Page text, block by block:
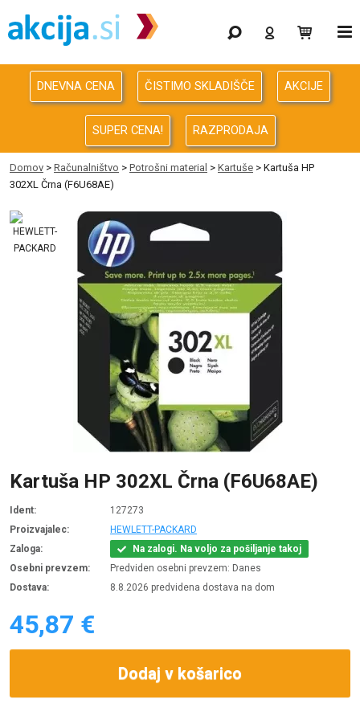
Gaming
Odprodaja
Računalništvo
Računalništvo za podjetja
Avdio Video Foto
Energija
Oprema za pisarno in dom
DNEVNA CENA ČISTIMO SKLADIŠČE AKCIJE
SUPER CENA! RAZPRODAJA
Domov > Računalništvo > Potrošni material > Kartuše > Kartuša HP
302XL Črna (F6U68AE)
Kartuša HP 302XL Črna (F6U68AE)
Ident:
127273
Proizvajalec:
HEWLETT-PACKARD
Zaloga:
Na zalogi. Na voljo za pošiljanje takoj
Osebni prevzem:
Predviden osebni prevzem: Danes
Dostava:
8.8.2026 predvidena dostava na dom
45,87 €
Dodaj v košarico